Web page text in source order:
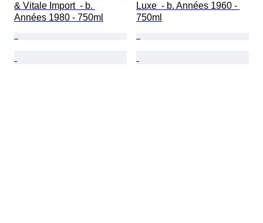
& Vitale Import  - b.
Années 1980 - 750ml
Luxe  - b. Années 1960 -
750ml